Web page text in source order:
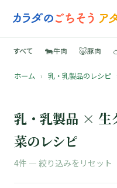
📚
すべて 🐄牛肉 🐷豚肉
ホーム › 乳・乳製品のレシピ
乳・乳製品 ×
菜のレシピ
4件 — 絞り込みをリセット